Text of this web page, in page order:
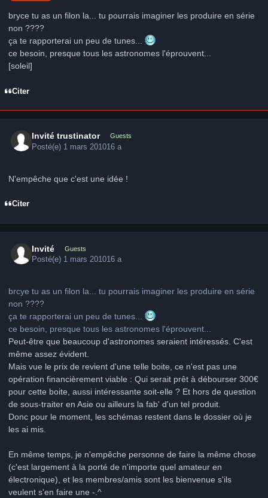
bryce tu as un filon la... tu pourrais imaginer les produire en série
non ????
ça te rapporterai un peu de tunes...
ce besoin, presque tous les astronomes l'éprouvent...
[soleil]
Citer
Invité trustinator Guests
Posté(e) 1 mars 201016 a
N'empêche que c'est une idée !
Citer
Invité Guests
Posté(e) 1 mars 201016 a
brcye tu as un filon la... tu pourrais imaginer les produire en série
non ????
ça te rapporterai un peu de tunes...
ce besoin, presque tous les astronomes l'éprouvent...
Peut-être que beaucoup d'astronomes seraient intéressés. C'est
même assez évident.
Mais vue le prix de revient d'une telle boite, ce n'est pas une
opération financièrement viable : Qui serait prêt à débourser 300€
pour cette boite, aussi intéressante soit-elle ? Et hors de question
de sous-traiter en Asie ou ailleurs la fab' d'un tel produit.
Donc pour le moment, les schémas restent dans le dossier où je
les ai mis.
En même temps, je n'empêche personne de faire la même chose
(c'est largement à la porté de n'importe quel amateur en
électronique), et les membres/amis sont les bienvenue s'ils
veulent s'en faire une -.^